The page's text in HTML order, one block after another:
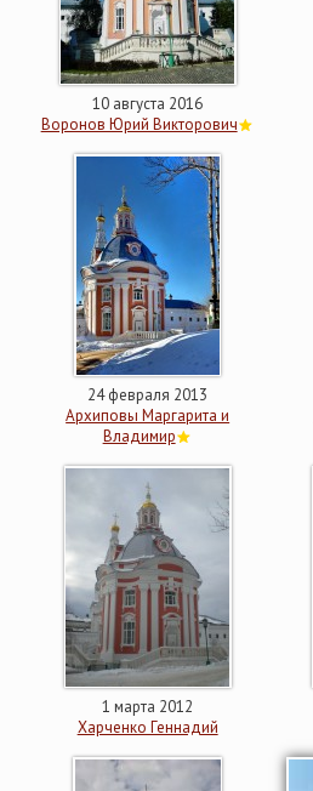
10 августа 2016
Воронов Юрий Викторович
24 февраля 2013
Архиповы Маргарита и
Владимир
1 марта 2012
Харченко Геннадий